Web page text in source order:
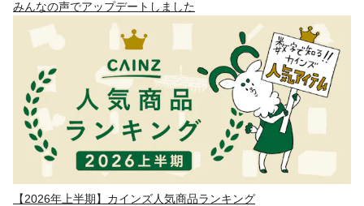
みんなの声でアップデートしました
【2026年上半期】カインズ人気商品ランキング